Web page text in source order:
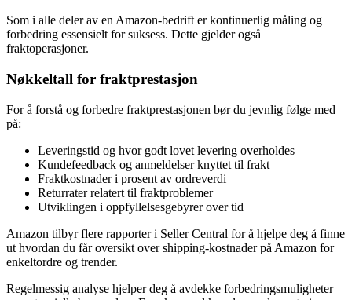
Som i alle deler av en Amazon-bedrift er kontinuerlig måling og
forbedring essensielt for suksess. Dette gjelder også
fraktoperasjoner.
Nøkkeltall for fraktprestasjon
For å forstå og forbedre fraktprestasjonen bør du jevnlig følge med
på:
Leveringstid og hvor godt lovet levering overholdes
Kundefeedback og anmeldelser knyttet til frakt
Fraktkostnader i prosent av ordreverdi
Returrater relatert til fraktproblemer
Utviklingen i oppfyllelsesgebyrer over tid
Amazon tilbyr flere rapporter i Seller Central for å hjelpe deg å finne
ut hvordan du får oversikt over shipping-kostnader på Amazon for
enkeltordre og trender.
Regelmessig analyse hjelper deg å avdekke forbedringsmuligheter